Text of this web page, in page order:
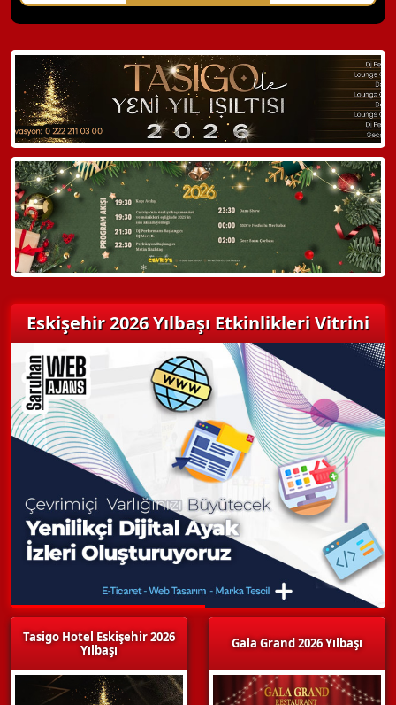
X Kapat
WhatsApp ile Bilgi Alın
Hemen Arayın
Detaylı Bilgi Alın
Eskişehir 2026 Yılbaşı Etkinlikleri Vitrini
Tasigo Hotel Eskişehir 2026
Yılbaşı
Gala Grand 2026 Yılbaşı